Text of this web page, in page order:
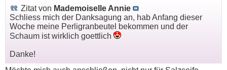
Zitat von Mademoiselle Annie
Schliess mich der Danksagung an, hab Anfang dieser
Woche meine Perligranbeutel bekommen und der
Schaum ist wirklich goettlich
Danke!